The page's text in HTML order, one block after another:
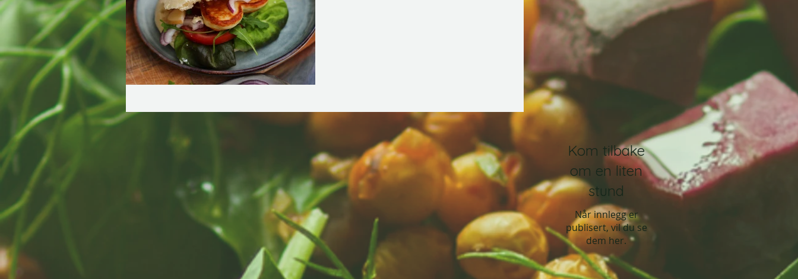
Kom tilbake
om en liten
stund
Når innlegg er
publisert, vil du se
dem her.